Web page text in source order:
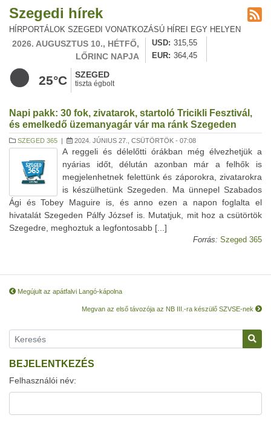
Szegedi hírek
HÍRPORTÁLOK SZEGEDI VONATKOZÁSÚ HÍREI EGY HELYEN
2026. AUGUSZTUS 10., HÉTFŐ,
LŐRINC NAPJA
USD
315,55
EUR
364,45
25°C SZEGED
tiszta égbolt
Napi pakk: 30 fok, zivatarok, startoló Tricikli Fesztivál,
és emelkedő üzemanyagár vár ma ránk Szegeden
SZEGED 365 | 2024. JÚNIUS 27., CSÜTÖRTÖK - 07:08
A reggeli és délelőtti órákban még élvezhetjük a
nyárias időt, délután azonban már a felhők is
megjelenhetnek felettünk és záporokra, zivatarokra
is készülhetünk Szegeden. Ma ünnepel Szabados
Ági és Tobey Maguire is, és anno ezen a napon foglalta el
hivatalát Szegeden Pálfy József is. Mutatjuk, mit hoz a csütörtök
Szegedre, meghoztuk a legfontosabb [...]
Forrás: Szeged 365
Megújult az apátfalvi Langó-kápolna
Megvan az első távozója az NB III.-ra készülő SZVSE-nek
BEJELENTKEZÉS
Felhasználói név: